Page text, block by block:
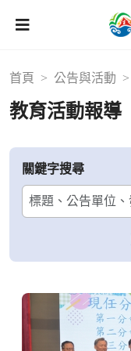
首頁 公告與活動
教育活動報導
關鍵字搜尋